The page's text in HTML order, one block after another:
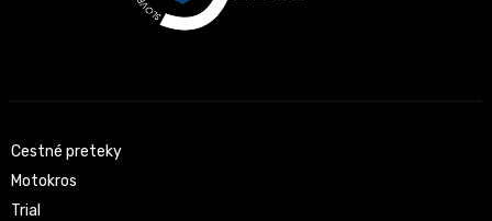
Cestné preteky
Motokros
Trial